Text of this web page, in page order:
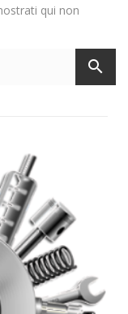
qui non
search